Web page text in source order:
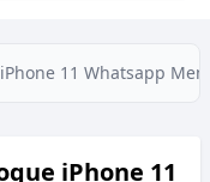
iPhone 11 Whatsapp
iPhone 11